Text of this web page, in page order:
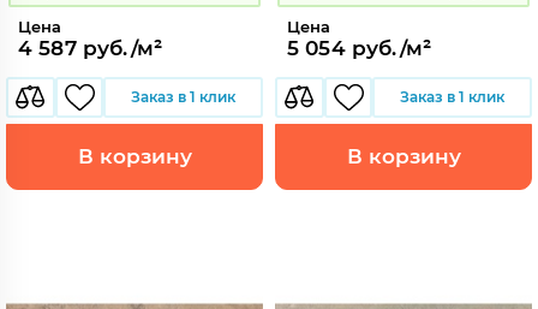
Цена
4 587 руб./м²
Заказ в 1 клик
В корзину
Цена
5 054 руб./м²
Заказ в 1 клик
В корзину